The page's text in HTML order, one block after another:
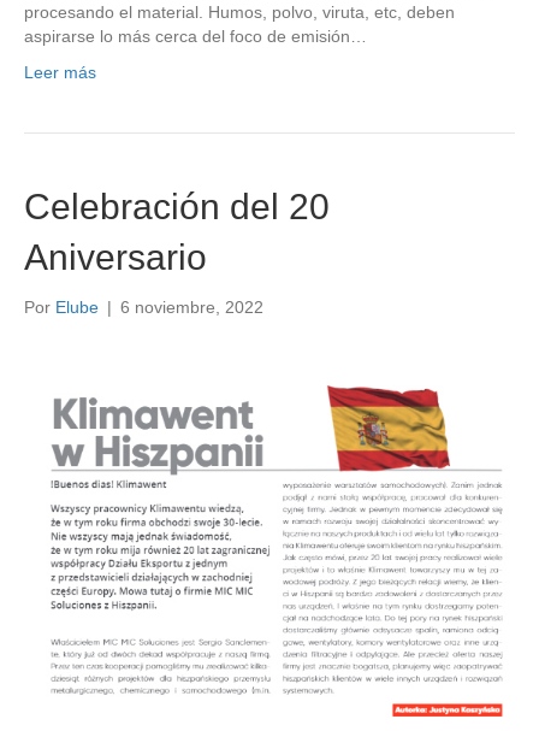
procesando el material. Humos, polvo, viruta, etc, deben
aspirarse lo más cerca del foco de emisión…
Leer más
Celebración del 20
Aniversario
Por Elube | 6 noviembre, 2022